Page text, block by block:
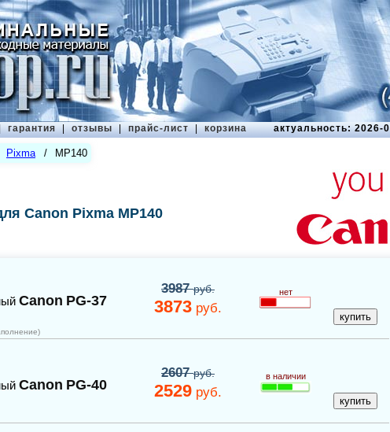
гарантия | отзывы | прайс-лист | корзина актуальность: 2026-
Pixma / MP140
Canon Pixma MP140
Canon PG-37
3987руб.
3873 руб.
нет
Canon PG-40
2607руб.
2529 руб.
в наличии